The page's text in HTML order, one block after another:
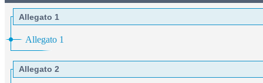
Allegato 1
Allegato 1
Allegato 2